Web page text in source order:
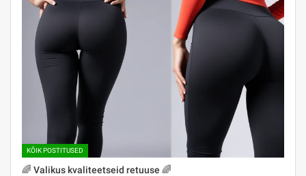
KÕIK POSTITUSED
🌈 Valikus kvaliteetseid retuuse 🌈